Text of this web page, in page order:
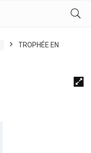
TROPHÉE EN